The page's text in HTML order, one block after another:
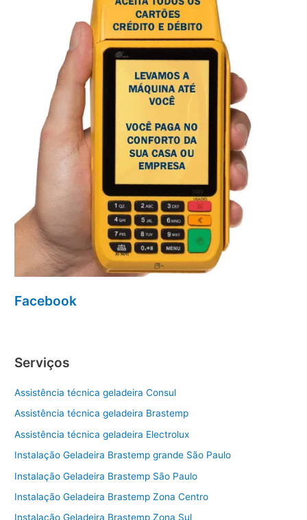
Facebook
Serviços
Assistência técnica geladeira Consul
Assistência técnica geladeira Brastemp
Assistência técnica geladeira Electrolux
Instalação Geladeira Brastemp grande São Paulo
Instalação Geladeira Brastemp São Paulo
Instalação Geladeira Brastemp Zona Centro
Instalação Geladeira Brastemp Zona Sul